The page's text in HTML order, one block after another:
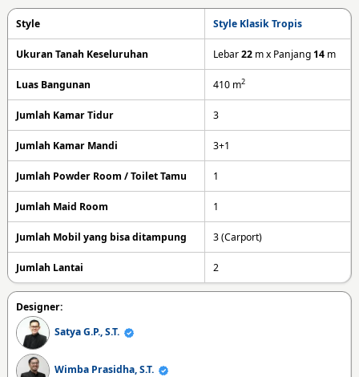
Style Style Klasik Tropis
Ukuran Tanah Keseluruhan Lebar22 m x Panjang 14 m
Luas Bangunan 410 m2
Jumlah Kamar Tidur 3
Jumlah Kamar Mandi 3+1
Jumlah Powder Room / Toilet Tamu 1
Jumlah Maid Room 1
Jumlah Mobil yang bisa ditampung 3 (Carport)
Jumlah Lantai 2
Designer:
Satya G.P., S.T.
Wimba Prasidha, S.T.